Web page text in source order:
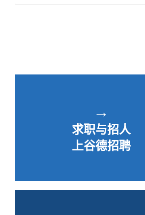
→
求职与招人
上谷德招聘